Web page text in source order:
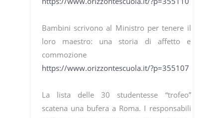
Bambini scrivono al Ministro per tenere il
loro maestro: una storia di affetto e
commozione
https://www.orizzontescuola.it/?p=355107
La lista delle 30 studentesse “trofeo”
scatena una bufera a Roma. I responsabili